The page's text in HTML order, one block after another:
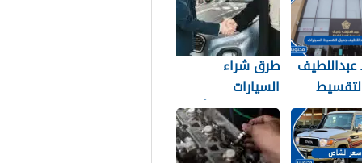
في
1448
طرق شراء
السيارات
المستعملة وأهم
عوامل اختيار
السيارة المناسبة